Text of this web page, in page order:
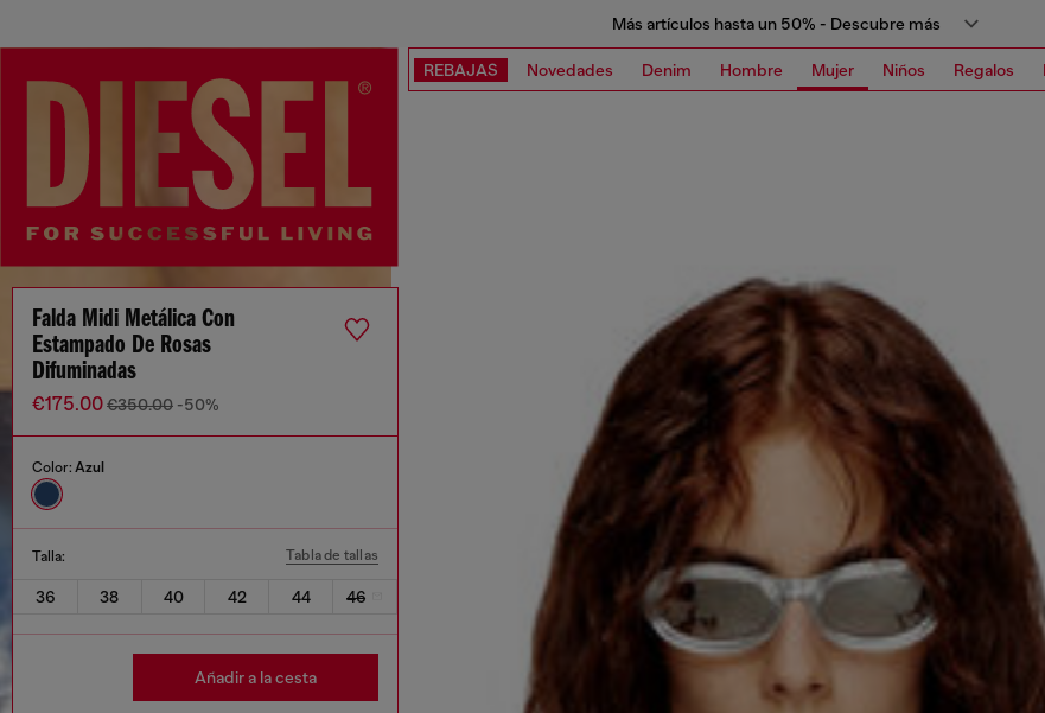
Más artículos hasta un 50% - Descubre más
REBAJAS Novedades Denim Hombre Mujer Niños Regalos
Falda Midi Metálica Con
Estampado De Rosas
Difuminadas
€175.00€350.00 -50%
Color: Azul
Talla: Tabla de tallas
36 38 40 42 44 46
Añadir a la cesta